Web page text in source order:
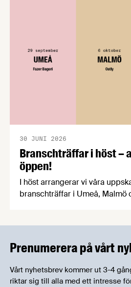
Branschträffar i höst –
öppen!
30 JUNI 2026
I höst arrangerar vi våra
branschträffar i Umeå, Malmö
Prenumerera på vårt
Vårt nyhetsbrev kommer ut 3-4
riktar sig till alla med ett intresse